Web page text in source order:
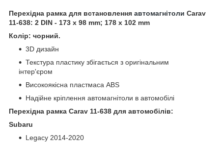
Перехідна рамка для встановлення автомагнітоли Carav
11-638: 2 DIN - 173 x 98 mm; 178 x 102 mm
Колір: чорний.
3D дизайн
Текстура пластику збігається з оригінальним
інтер'єром
Високоякісна пластмаса ABS
Надійне кріплення автомагнітоли в автомобілі
Перехідна рамка Carav 11-638 для автомобілів:
Subaru
Legacy 2014-2020